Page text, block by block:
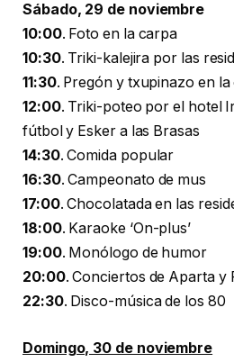
Sábado, 29 de noviembre
10:00. Foto en la carpa
10:30. Triki-kalejira por las
11:30. Pregón y txupinazo en
12:00. Triki-poteo por el hotel
fútbol y Esker a las Brasas
14:30. Comida popular
16:30. Campeonato de mus
17:00. Chocolatada en las
18:00. Karaoke ‘On-plus’
19:00. Monólogo de humor
20:00. Conciertos de Aparta y
22:30. Disco-música de los 80
Domingo, 30 de noviembre